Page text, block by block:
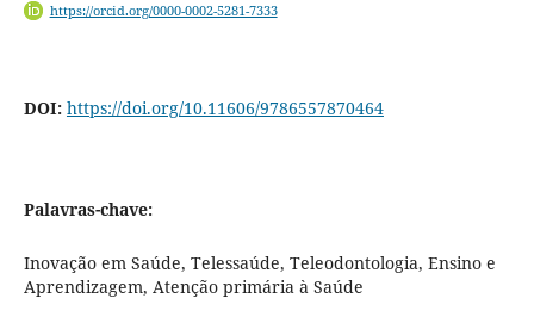
https://orcid.org/0000-0002-5281-7333
DOI: https://doi.org/10.11606/9786557870464
Palavras-chave:
Inovação em Saúde, Telessaúde, Teleodontologia, Ensino e
Aprendizagem, Atenção primária à Saúde